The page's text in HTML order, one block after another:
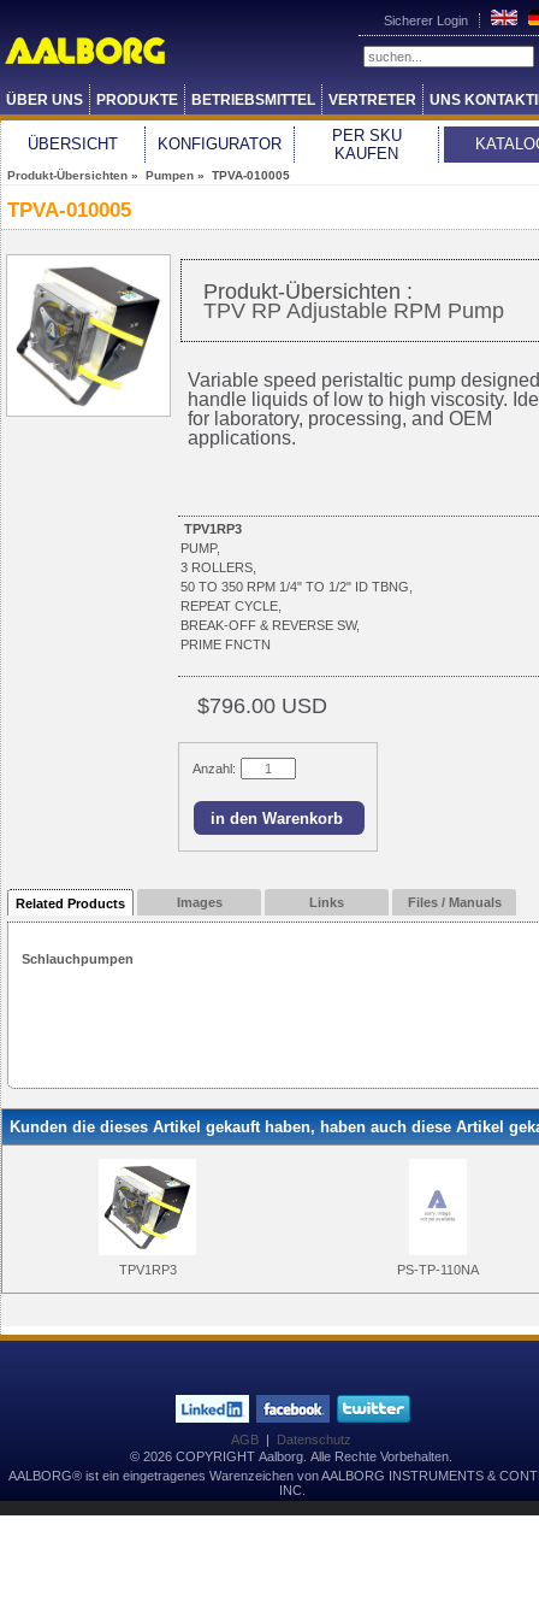
Sicherer Login
ÜBER UNS PRODUKTE BETRIEBSMITTEL VERTRETER UNS
ÜBERSICHT KONFIGURATOR
PER SKU
KAUFEN
Produkt-Übersichten » Pumpen » TPVA-010005
TPVA-010005
Produkt-Übersichten :
TPV RP Adjustable RPM Pump
Variable speed peristaltic pump
handle liquids of low to high viscosity.
for laboratory, processing, and OEM
applications.
TPV1RP3
PUMP,
3 ROLLERS,
50 TO 350 RPM 1/4" TO 1/2" ID TBNG,
REPEAT CYCLE,
BREAK-OFF & REVERSE SW,
PRIME FNCTN
$796.00 USD
Anzahl:
Related Products Images Links Files / Manuals
Schlauchpumpen
Kunden die dieses Artikel gekauft haben, haben auch diese Artikel
TPV1RP3 PS-TP-110NA
AGB | Datenschutz
© 2026 COPYRIGHT Aalborg. Alle Rechte Vorbehalten.
AALBORG® ist ein eingetragenes Warenzeichen von AALBORG INSTRUMENTS &
INC.